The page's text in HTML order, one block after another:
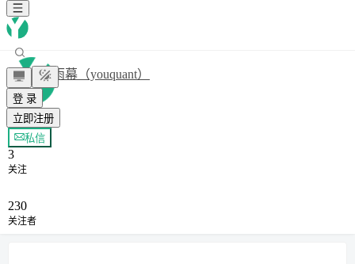
登 录
立即注册
雨幕（youquant）
+ 关注
私信
3
关注
230
关注者